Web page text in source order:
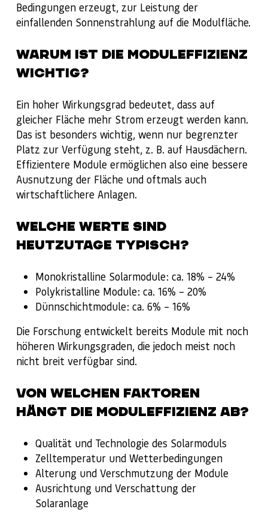
Bedingungen erzeugt, zur Leistung der
einfallenden Sonnenstrahlung auf die Modulfläche.
WARUM IST DIE MODULEFFIZIENZ
WICHTIG?
Ein hoher Wirkungsgrad bedeutet, dass auf
gleicher Fläche mehr Strom erzeugt werden kann.
Das ist besonders wichtig, wenn nur begrenzter
Platz zur Verfügung steht, z. B. auf Hausdächern.
Effizientere Module ermöglichen also eine bessere
Ausnutzung der Fläche und oftmals auch
wirtschaftlichere Anlagen.
WELCHE WERTE SIND
HEUTZUTAGE TYPISCH?
Monokristalline Solarmodule: ca. 18% – 24%
Polykristalline Module: ca. 16% – 20%
Dünnschichtmodule: ca. 6% – 16%
Die Forschung entwickelt bereits Module mit noch
höheren Wirkungsgraden, die jedoch meist noch
nicht breit verfügbar sind.
VON WELCHEN FAKTOREN
HÄNGT DIE MODULEFFIZIENZ AB?
Qualität und Technologie des Solarmoduls
Zelltemperatur und Wetterbedingungen
Alterung und Verschmutzung der Module
Ausrichtung und Verschattung der
Solaranlage